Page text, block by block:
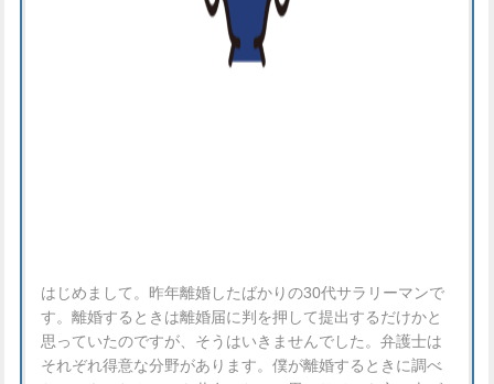
はじめまして。昨年離婚したばかりの30代サラリーマンで
す。離婚するときは離婚届に判を押して提出するだけかと
思っていたのですが、そうはいきませんでした。弁護士は
それぞれ得意な分野があります。僕が離婚するときに調べ